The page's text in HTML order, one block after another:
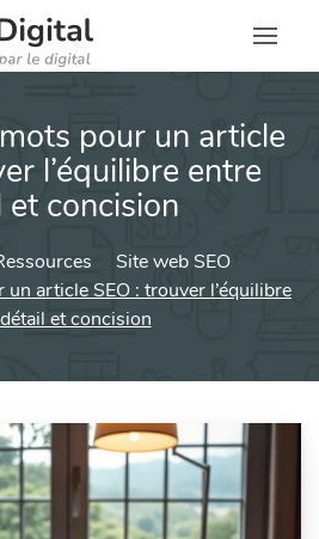
pour un article
l’équilibre entre
et concision
Site web SEO
article SEO : trouver l’équilibre
et concision